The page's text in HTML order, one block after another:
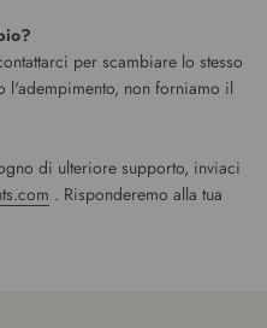
per scambiare lo stesso
non forniamo il
di ulteriore supporto, inviaci
. Risponderemo alla tua